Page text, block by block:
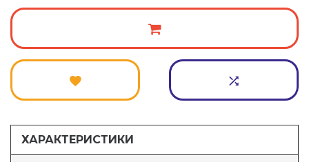
ХАРАКТЕРИСТИКИ